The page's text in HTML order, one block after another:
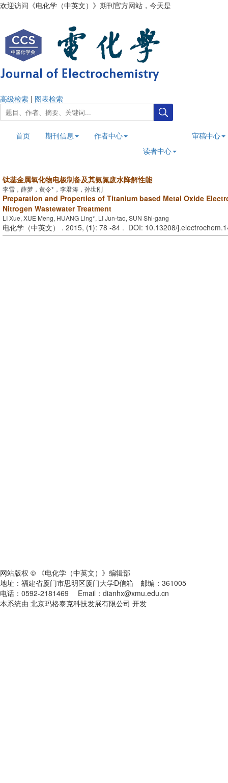
欢迎访问《电化学（中英文）》期刊官方网站，今天是
高级检索 | 图表检索
首页 期刊信息
作者中心
读者中心
审稿中心
钛基金属氧化物电极制备及其氨氮废水降解性能
李雪，薛梦，黄令*，李君涛，孙世刚
Preparation and Properties of Titanium based Metal Oxide
Nitrogen Wastewater Treatment
LI Xue, XUE Meng, HUANG Ling*, LI Jun-tao, SUN Shi-gang
电化学（中英文） . 2015, (1): 78 -84 . DOI: 10.13208/
网站版权 © 《电化学（中英文）》编辑部
地址：福建省厦门市思明区厦门大学D信箱 邮编：361005
电话：0592-2181469 Email：dianhx@xmu.edu.cn
本系统由 北京玛格泰克科技发展有限公司 开发